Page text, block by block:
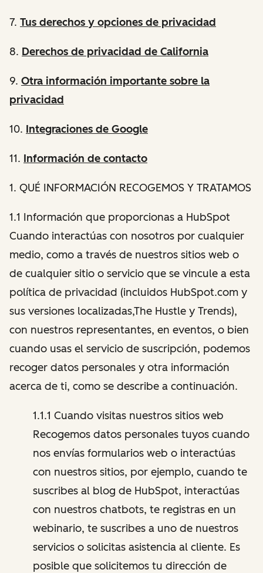
7. Tus derechos y opciones de privacidad
8. Derechos de privacidad de California
9. Otra información importante sobre la
privacidad
10. Integraciones de Google
11. Información de contacto
1. QUÉ INFORMACIÓN RECOGEMOS Y TRATAMOS
1.1 Información que proporcionas a HubSpot
Cuando interactúas con nosotros por cualquier
medio, como a través de nuestros sitios web o
de cualquier sitio o servicio que se vincule a esta
política de privacidad (incluidos HubSpot.com y
sus versiones localizadas,The Hustle y Trends),
con nuestros representantes, en eventos, o bien
cuando usas el servicio de suscripción, podemos
recoger datos personales y otra información
acerca de ti, como se describe a continuación.
1.1.1 Cuando visitas nuestros sitios web
Recogemos datos personales tuyos cuando
nos envías formularios web o interactúas
con nuestros sitios, por ejemplo, cuando te
suscribes al blog de HubSpot, interactúas
con nuestros chatbots, te registras en un
webinario, te suscribes a uno de nuestros
servicios o solicitas asistencia al cliente. Es
posible que solicitemos tu dirección de